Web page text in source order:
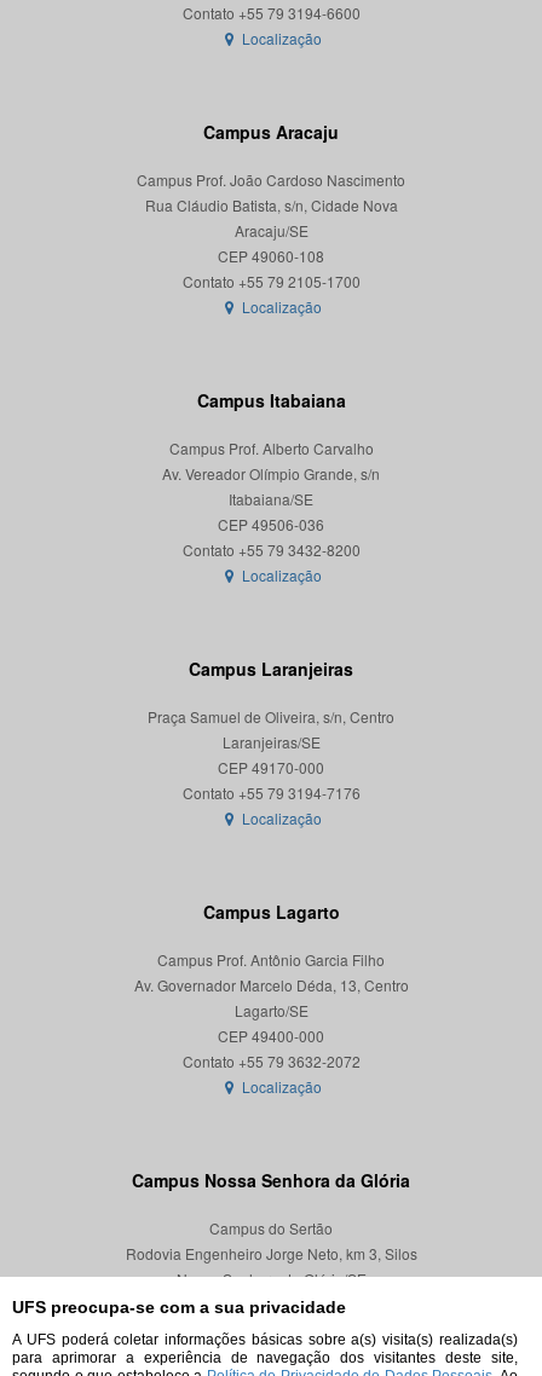
UFS preocupa-se com a sua privacidade
A UFS poderá coletar informações básicas sobre a(s) visita(s) realizada(s)
para aprimorar a experiência de navegação dos visitantes deste site,
Localização
Campus Aracaju
Campus Prof. João Cardoso Nascimento
Rua Cláudio Batista, s/n, Cidade Nova
Aracaju/SE
CEP 49060-108
Localização
Campus Itabaiana
Campus Prof. Alberto Carvalho
Av. Vereador Olímpio Grande, s/n
Itabaiana/SE
CEP 49506-036
Localização
Campus Laranjeiras
Praça Samuel de Oliveira, s/n, Centro
Laranjeiras/SE
CEP 49170-000
Localização
Campus Lagarto
Campus Prof. Antônio Garcia Filho
Av. Governador Marcelo Déda, 13, Centro
Lagarto/SE
CEP 49400-000
Localização
Campus Nossa Senhora da Glória
Campus do Sertão
Rodovia Engenheiro Jorge Neto, km 3, Silos
Nossa Senhora da Glória/SE
CEP 49680-000
Localização